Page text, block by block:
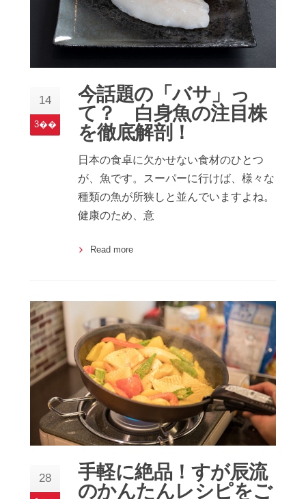
14
3��
今話題の「バサ」っ
て？ 白身魚の注目株
を徹底解剖！
日本の食卓に欠かせない食材のひとつ
が、魚です。スーパーに行けば、様々な
種類の魚が所狭しと並んでいますよね。
健康のため、意
Read more
28
手軽に絶品！すが辰流
のかんたんレシピをご